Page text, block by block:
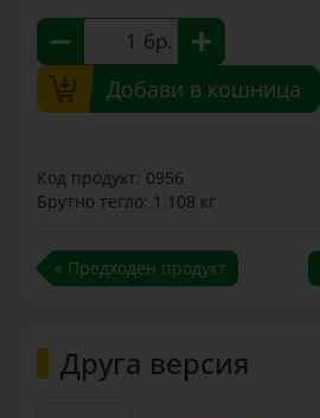
бр.
Добави в кошница
Код продукт: 0956
Брутно тегло: 1.108 кг
« Предходен продукт
Друга версия